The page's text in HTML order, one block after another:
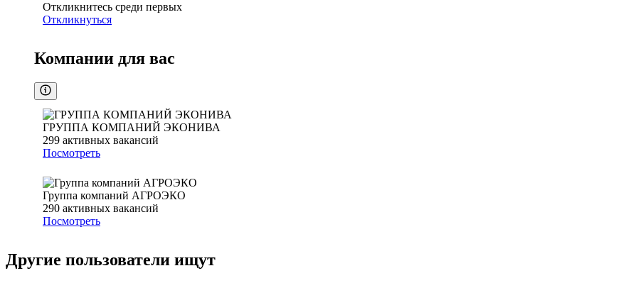
Откликнитесь среди первых
Откликнуться
Компании для вас
ГРУППА КОМПАНИЙ ЭКОНИВА
299 активных вакансий
Посмотреть
Группа компаний АГРОЭКО
290 активных вакансий
Посмотреть
Другие пользователи ищут